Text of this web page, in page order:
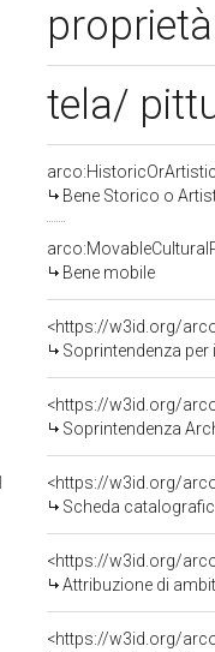
tela/
Bene Storico o
Bene mobile
<https://w3id.org/
Soprintendenza
<https://w3id.org/
Soprintendenza
<https://w3id.org/
Scheda
<https://w3id.org/
Attribuzione di
<https://w3id.org/